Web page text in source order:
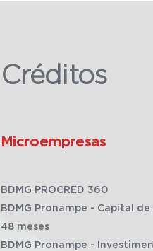
Créditos
Microempresas
BDMG PROCRED 360
BDMG Pronampe - Capital de
48 meses
BDMG Pronampe -